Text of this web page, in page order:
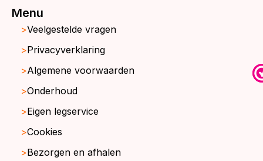
Menu
Veelgestelde vragen
Privacyverklaring
Algemene voorwaarden
Onderhoud
Eigen legservice
Cookies
Bezorgen en afhalen